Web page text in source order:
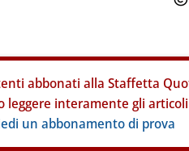
abbonati alla Staffetta
leggere interamente gli
un abbonamento di prova